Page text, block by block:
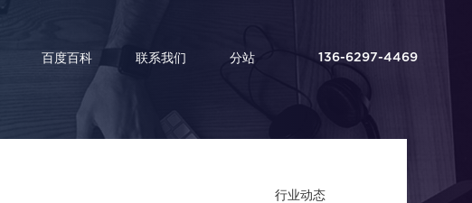
百度百科 联系我们 分站 136-6297-4469
行业动态